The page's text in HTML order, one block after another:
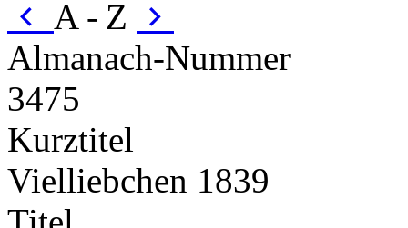
A - Z
Almanach-Nummer
3475
Kurztitel
Vielliebchen 1839